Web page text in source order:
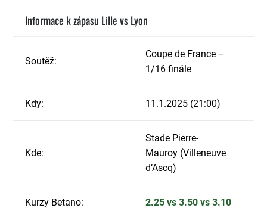
Informace k zápasu Lille vs Lyon
Soutěž:
Coupe de France –
1/16 finále
Kdy: 11.1.2025 (21:00)
Kde:
Stade Pierre-
Mauroy (Villeneuve
d’Ascq)
Kurzy Betano: 2.25 vs 3.50 vs 3.10